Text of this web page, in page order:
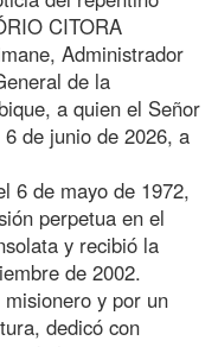
CITORA
Administrador
de la
a quien el Señor
de junio de 2026, a
6 de mayo de 1972,
perpetua en el
y recibió la
de 2002.
y por un
dedicó con